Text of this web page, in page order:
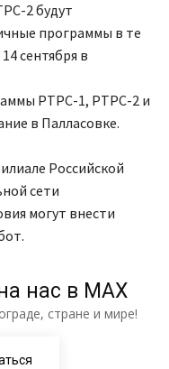
2 будут
программы в те
сентября в
РТРС-1, РТРС-2 и
в Палласовке.
Российской
сети
могут внести
нас в МАХ
стране и мире!